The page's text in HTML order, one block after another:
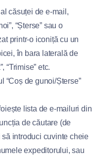
căsuței de e-mail,
“Șterse” sau o
printr-o iconiță cu un
în bara laterală de
“Trimise” etc.
“Coș de gunoi/Șterse”
lista de e-mailuri din
de căutare (de
introduci cuvinte cheie
expeditorului, sau